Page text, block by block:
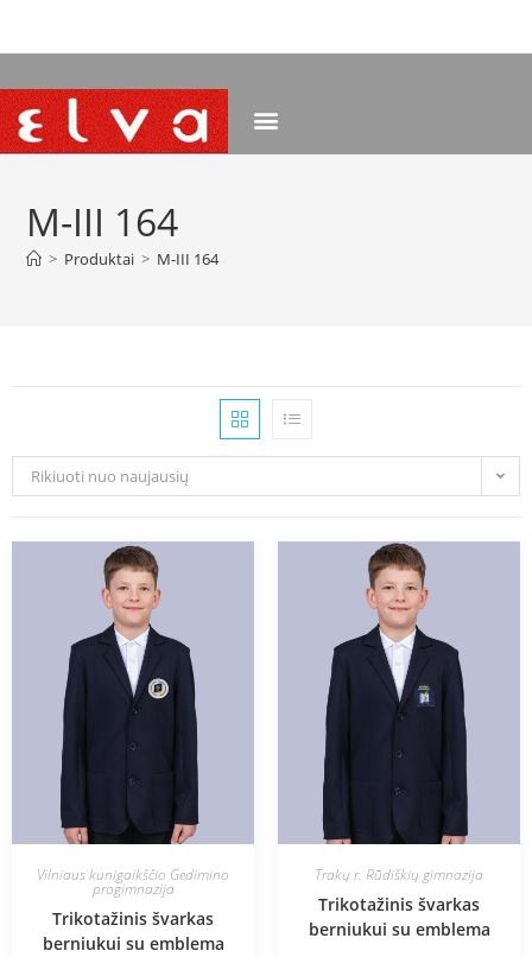
M-III 164
> Produktai > M-III 164
Rikiuoti nuo naujausių
Vilniaus kunigaikščio Gedimino
progimnazija
Trikotažinis švarkas
berniukui su emblema
Trakų r. Rūdiškių gimnazija
Trikotažinis švarkas
berniukui su emblema